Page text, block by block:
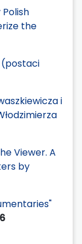
the
(postaci
i
Viewer. A
by